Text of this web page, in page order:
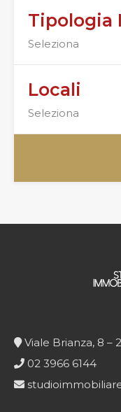
Tipologia
Seleziona
Locali
Seleziona
Viale Brianza, 8 –
02 3966 6144